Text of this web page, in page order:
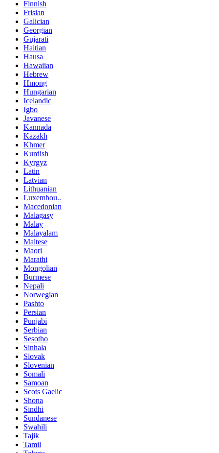
Finnish
Frisian
Galician
Georgian
Gujarati
Haitian
Hausa
Hawaiian
Hebrew
Hmong
Hungarian
Icelandic
Igbo
Javanese
Kannada
Kazakh
Khmer
Kurdish
Kyrgyz
Latin
Latvian
Lithuanian
Luxembou..
Macedonian
Malagasy
Malay
Malayalam
Maltese
Maori
Marathi
Mongolian
Burmese
Nepali
Norwegian
Pashto
Persian
Punjabi
Serbian
Sesotho
Sinhala
Slovak
Slovenian
Somali
Samoan
Scots Gaelic
Shona
Sindhi
Sundanese
Swahili
Tajik
Tamil